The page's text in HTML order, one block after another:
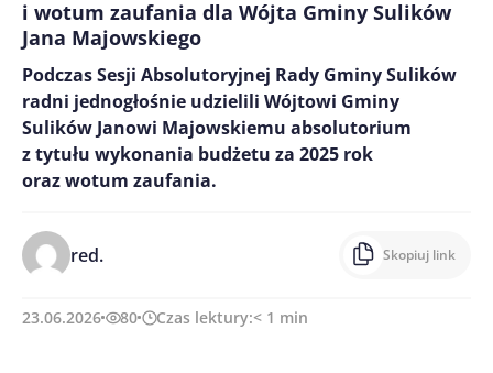
i wotum zaufania dla Wójta Gminy Sulików
Jana Majowskiego
Podczas Sesji Absolutoryjnej Rady Gminy Sulików
radni jednogłośnie udzielili Wójtowi Gminy
Sulików Janowi Majowskiemu absolutorium
z tytułu wykonania budżetu za 2025 rok
oraz wotum zaufania.
red. Skopiuj link
23.06.2026 80 Czas lektury:< 1 min